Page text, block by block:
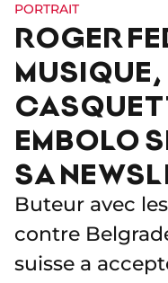
PORTRAIT
ROGER
MUSIQUE,
EMBOLO
SA
Buteur avec
contre
suisse a